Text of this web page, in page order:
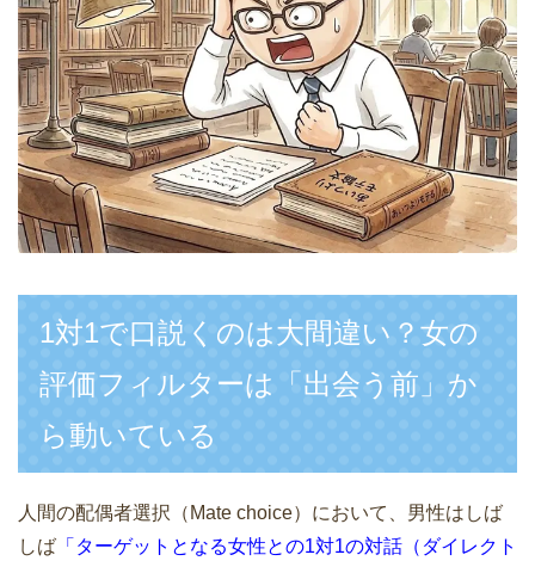
1対1で口説くのは大間違い？女の
評価フィルターは「出会う前」か
ら動いている
人間の配偶者選択（Mate choice）において、男性はしば
しば 「ターゲットとなる女性との1対1の対話（ダイレクト